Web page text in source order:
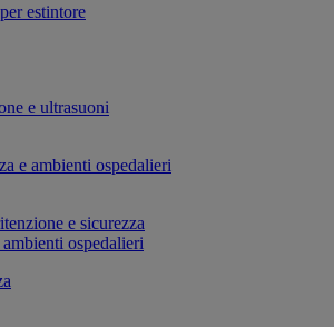
estintore
e ultrasuoni
e ambienti ospedalieri
e sicurezza
ospedalieri